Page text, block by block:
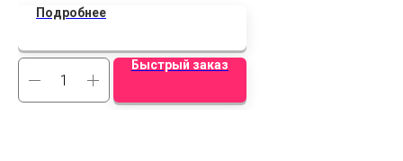
Подробнее
Быстрый заказ